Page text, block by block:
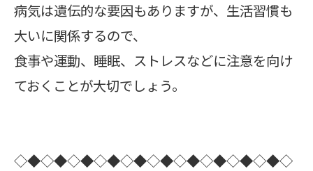
病気は遺伝的な要因もありますが、生活習慣も
大いに関係するので、
食事や運動、睡眠、ストレスなどに注意を向け
ておくことが大切でしょう。
◇◆◇◆◇◆◇◆◇◆◇◆◇◆◇◆◇◆◇◆◇